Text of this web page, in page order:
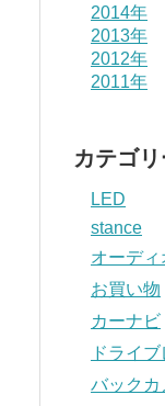
2014年
2013年
2012年
2011年
カテゴリ
LED
stance
オーディ
お買い物
カーナビ
ドライ
バックカ